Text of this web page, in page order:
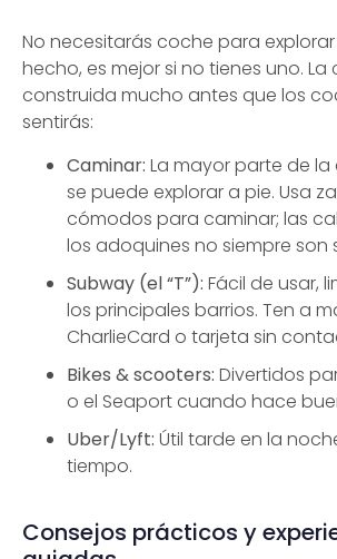
No necesitarás coche para explorar
hecho, es mejor si no tienes uno.
construida mucho antes que los
sentirás:
Caminar: La mayor parte de
se puede explorar a pie. Usa
cómodos para caminar; las
los adoquines no siempre son
Subway (el “T”): Fácil de usar,
los principales barrios. Ten a
CharlieCard o tarjeta sin
Bikes & scooters: Divertidos
o el Seaport cuando hace
Uber/Lyft: Útil tarde en la
tiempo.
Consejos prácticos y